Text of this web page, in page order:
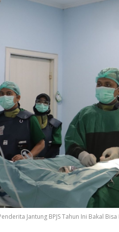
Jantung BPJS Tahun Ini Bakal